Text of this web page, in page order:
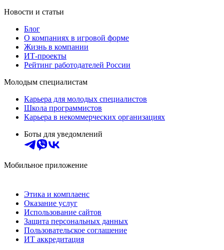
Новости и статьи
Блог
О компаниях в игровой форме
Жизнь в компании
ИТ-проекты
Рейтинг работодателей России
Молодым специалистам
Карьера для молодых специалистов
Школа программистов
Карьера в некоммерческих организациях
Боты для уведомлений
Мобильное приложение
Этика и комплаенс
Оказание услуг
Использование сайтов
Защита персональных данных
Пользовательское соглашение
ИТ аккредитация